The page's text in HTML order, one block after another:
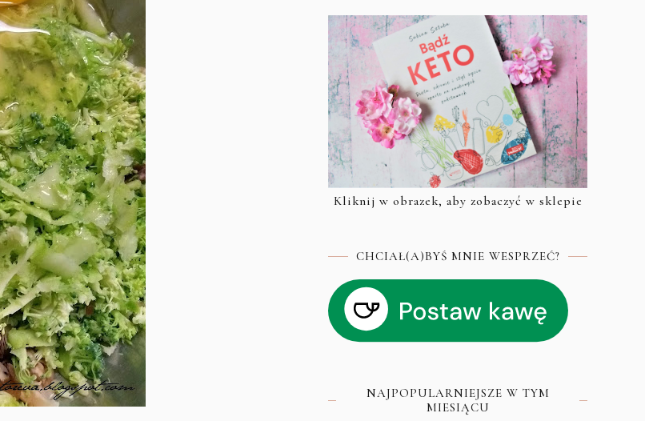
Kliknij w obrazek, aby zobaczyć w sklepie
CHCIAŁ(A)BYŚ MNIE WESPRZEĆ?
NAJPOPULARNIEJSZE W TYM
MIESIĄCU